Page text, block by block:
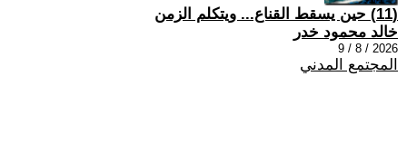
(11) حين يسقط القناع... ويتكلم الزمن
خالد محمود خدر
2026 / 8 / 9
المجتمع المدني